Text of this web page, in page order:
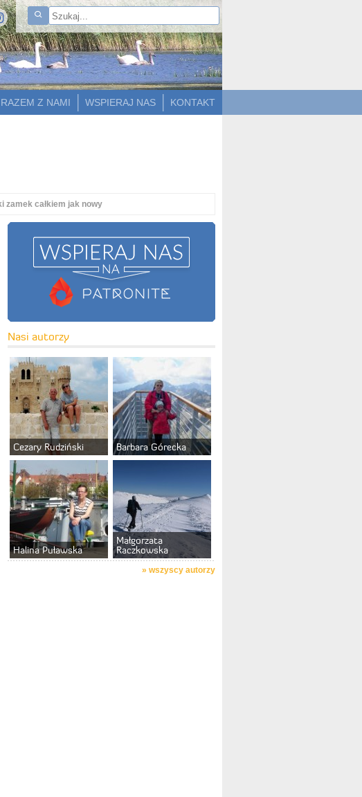
KONTAKT
WSPIERAJ NAS
Z NAMI
zamek całkiem jak nowy
Nasi autorzy
Cezary Rudziński Barbara Górecka
Halina Puławska
Małgorzata
Raczkowska
» wszyscy autorzy